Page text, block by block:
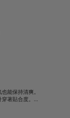
能保持清爽。
著貼合度。
間穿著。
。